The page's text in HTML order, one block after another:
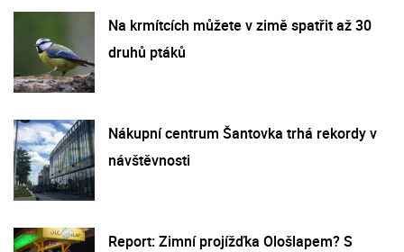
Na krmítcích můžete v zimě spatřit až 30
druhů ptáků
Nákupní centrum Šantovka trhá rekordy v
návštěvnosti
Report: Zimní projížďka Ološlapem? S